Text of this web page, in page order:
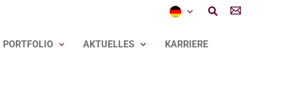
Suchen
PORTFOLIO AKTUELLES KARRIERE